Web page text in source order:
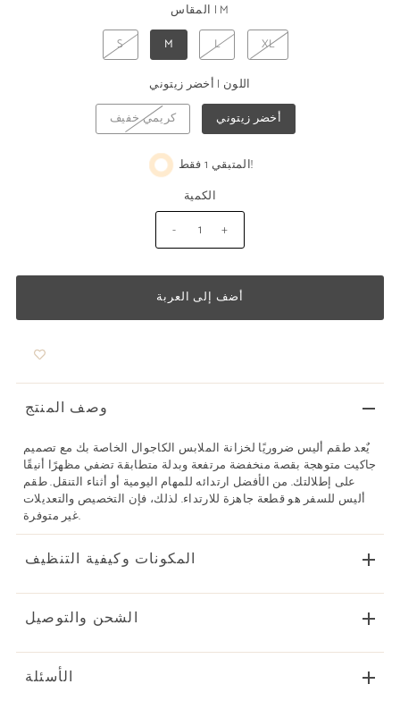
المقاس | M
S
M L XL
اللون | أخضر زيتوني
كريمي خفيف
أخضر زيتوني
المتبقي 1 فقط!
الكمية
-
+
وصف المنتج
يٌعد طقم أليس ضروريًا لخزانة الملابس الكاجوال الخاصة بك مع تصميم
جاكيت متوهجة بقصة منخفضة مرتفعة وبدلة متطابقة تضفي مظهرًا أنيقًا
على إطلالتك. من الأفضل ارتدائه للمهام اليومية أو أثناء التنقل. طقم
أليس للسفر هو قطعة جاهزة للارتداء. لذلك، فإن التخصيص والتعديلات
غير متوفرة.
المكونات وكيفية التنظيف
الشحن والتوصيل
الأسئلة